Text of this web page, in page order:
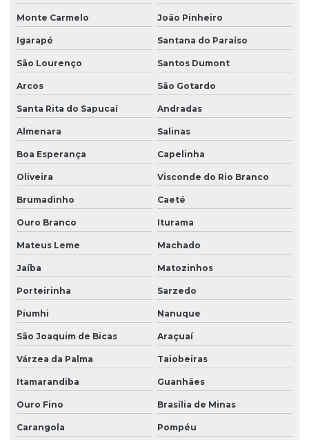
Empresa produtora de grama são carlos
Empresa produtora de leiva de grama
Equipe de plantio de grama esmeralda
Equipe de plantio de grama esmeralda em sp
Equipe de plantio de grama especializada em rodovias
Equipe de plantio de grama especializada em taludes
Execução de projeto de paisagismo
Fabricante de árvores nativas
Fabricante de árvores nativas em são paulo
Fabricante de grama esmeralda
Fabricante de grama santo agostinho
Fabricante de grama são carlos
Fornecedor de árvores nativas
Fornecedor de árvores nativas em são paulo
Fornecedor de grama batatais
Fornecedor de grama bermuda
Fornecedor de grama bermuda em paraná
Monte Carmelo João Pinheiro
Igarapé Santana do Paraíso
São Lourenço Santos Dumont
Arcos São Gotardo
Santa Rita do Sapucaí Andradas
Almenara Salinas
Boa Esperança Capelinha
Oliveira Visconde do Rio Branco
Brumadinho Caeté
Ouro Branco Iturama
Mateus Leme Machado
Jaíba Matozinhos
Porteirinha Sarzedo
Piumhi Nanuque
São Joaquim de Bicas Araçuaí
Várzea da Palma Taiobeiras
Itamarandiba Guanhães
Ouro Fino Brasília de Minas
Carangola Pompéu